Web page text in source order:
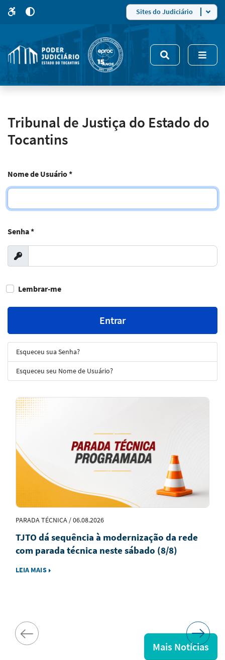
para
site
5
modo
de
alto
Sites do Judiciário
Tribunal de Justiça do Estado do
Tocantins
Nome de Usuário*
Senha*
Exibir
Lembrar-me
Entrar
Esqueceu sua Senha?
Esqueceu seu Nome de Usuário?
Notícias
em
PARADA TÉCNICA / 06.08.2026
TJTO dá sequência à modernização da rede
com parada técnica neste sábado (8/8)
LEIA MAIS
Mais Notícias